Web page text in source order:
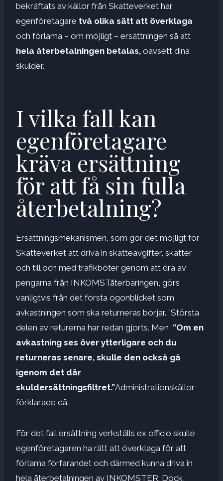
bekräftats av källor från Skatteverket har
egenföretagare två olika sätt att överklaga
och förlama – om möjligt – ersättningen så att
hela återbetalningen betalas, oavsett dina
skulder.
I vilka fall kan
egenföretagare
kräva ersättning
för att få sin fulla
återbetalning?
Ersättningsmekanismen, som gör det möjligt för
Skatteverket att driva in skatteavgifter, skatter
och till och med trafikböter genom att dra av
pengarna från INKOMSTåterbäringen, görs
vanligtvis från det första ögonblicket som
avkastningen som ska returneras börjar. ”Största
delen av returerna har redan gjorts. Men, ”Om en
avkastning ses över ytterligare och du
returneras senare, skulle den också gå
igenom det där
skuldersättningsfiltret.”Administrationskällor
förklarade då.
För det fall ersättning verkställs ex officio skulle
egenföretagaren ha rätt att överklaga för att
förlama förfarandet och därmed kunna driva in
hela återbetalningen av INKOMSTER. Dock,